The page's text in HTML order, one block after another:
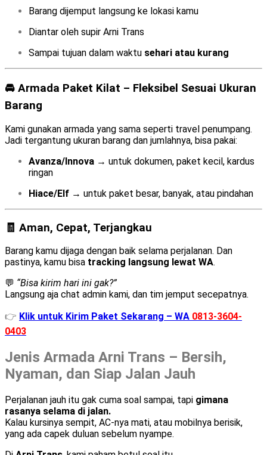
Barang dijemput langsung ke lokasi kamu
Diantar oleh supir Arni Trans
Sampai tujuan dalam waktu sehari atau kurang
🚘 Armada Paket Kilat – Fleksibel Sesuai Ukuran
Barang
Kami gunakan armada yang sama seperti travel penumpang.
Jadi tergantung ukuran barang dan jumlahnya, bisa pakai:
Avanza/Innova → untuk dokumen, paket kecil, kardus
ringan
Hiace/Elf → untuk paket besar, banyak, atau pindahan
🧾 Aman, Cepat, Terjangkau
Barang kamu dijaga dengan baik selama perjalanan. Dan
pastinya, kamu bisa tracking langsung lewat WA.
💬 “Bisa kirim hari ini gak?”
Langsung aja chat admin kami, dan tim jemput secepatnya.
👉 Klik untuk Kirim Paket Sekarang – WA 0813-3604-
0403
Jenis Armada Arni Trans – Bersih,
Nyaman, dan Siap Jalan Jauh
Perjalanan jauh itu gak cuma soal sampai, tapi gimana
rasanya selama di jalan.
Kalau kursinya sempit, AC-nya mati, atau mobilnya berisik,
yang ada capek duluan sebelum nyampe.